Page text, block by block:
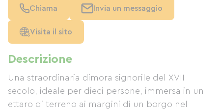
Descrizione
Una straordinaria dimora signorile del XVII
secolo, ideale per dieci persone, immersa in un
ettaro di terreno ai margini di un borgo nel
Chiama Invia un messaggio
Visita il sito